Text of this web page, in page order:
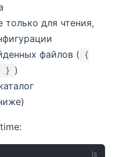
только для чтения,
файлов (
{
}
)